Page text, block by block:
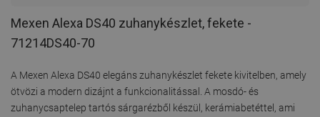
Mexen Alexa DS40 zuhanykészlet, fekete -
71214DS40-70
A Mexen Alexa DS40 elegáns zuhanykészlet fekete kivitelben, amely
ötvözi a modern dizájnt a funkcionalitással. A mosdó- és
zuhanycsaptelep tartós sárgarézből készül, kerámiabetéttel, ami